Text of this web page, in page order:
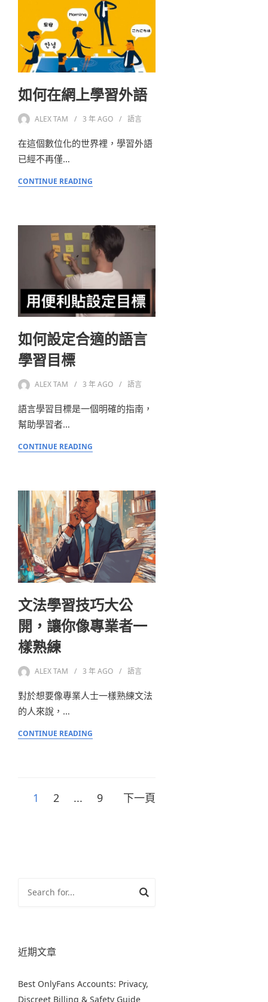
如何在網上學習外語
ALEX TAM 3 年AGO 語言
在這個數位化的世界裡，學習外語
已經不再僅…
CONTINUE READING
如何設定合適的語言
學習目標
ALEX TAM 3 年AGO 語言
語言學習目標是一個明確的指南，
幫助學習者…
CONTINUE READING
文法學習技巧大公
開，讓你像專業者一
樣熟練
ALEX TAM 3 年AGO 語言
對於想要像專業人士一樣熟練文法
的人來說，…
CONTINUE READING
1 2 ... 9 下一頁
近期文章
Best OnlyFans Accounts: Privacy,
Discreet Billing & Safety Guide